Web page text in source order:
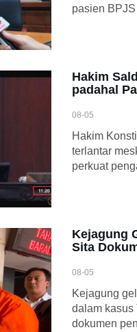
pasien
Hakim
padahal
08-05
Hakim
terlantar
perkuat
Kejagung
Sita
08-05
Kejagung
dalam kasus
dokumen